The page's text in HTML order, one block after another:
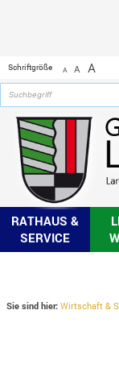
Schriftgröße A A A
RATHAUS &
SERVICE
Sie sind hier: Wirtschaft &